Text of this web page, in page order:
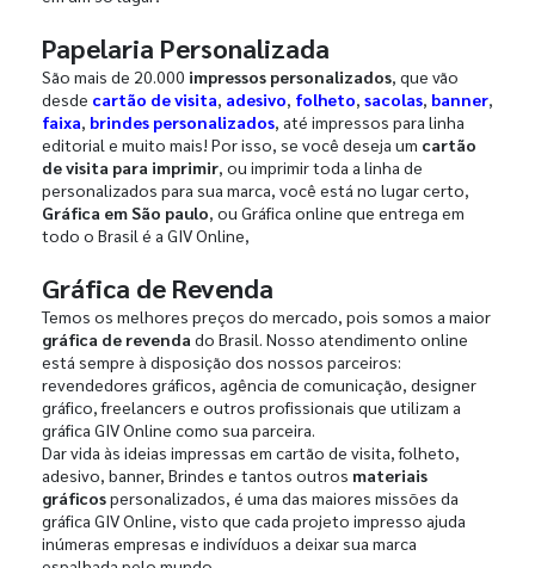
Papelaria Personalizada
São mais de 20.000 impressos personalizados, que vão
desde cartão de visita, adesivo, folheto, sacolas, banner,
faixa, brindes personalizados, até impressos para linha
editorial e muito mais! Por isso, se você deseja um cartão
de visita para imprimir, ou imprimir toda a linha de
personalizados para sua marca, você está no lugar certo,
Gráfica em São paulo, ou Gráfica online que entrega em
todo o Brasil é a GIV Online,
Gráfica de Revenda
Temos os melhores preços do mercado, pois somos a maior
gráfica de revenda do Brasil. Nosso atendimento online
está sempre à disposição dos nossos parceiros:
revendedores gráficos, agência de comunicação, designer
gráfico, freelancers e outros profissionais que utilizam a
gráfica GIV Online como sua parceira.
Dar vida às ideias impressas em cartão de visita, folheto,
adesivo, banner, Brindes e tantos outros materiais
gráficospersonalizados, é uma das maiores missões da
gráfica GIV Online, visto que cada projeto impresso ajuda
inúmeras empresas e indivíduos a deixar sua marca